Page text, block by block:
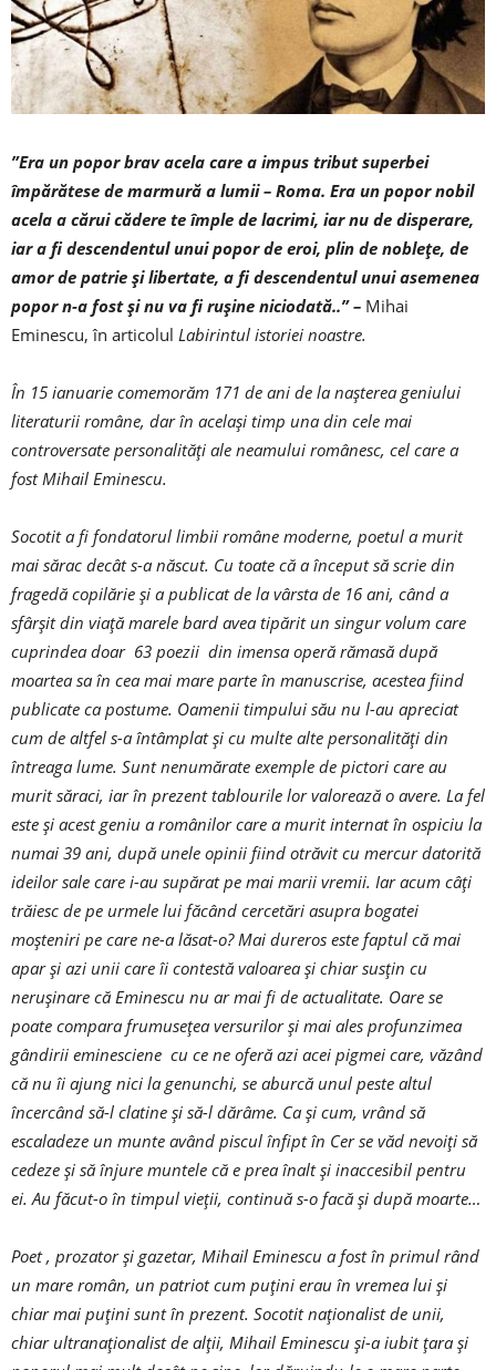
”Era un popor brav acela care a impus tribut superbei
împărătese de marmură a lumii – Roma. Era un popor nobil
acela a cărui cădere te împle de lacrimi, iar nu de disperare,
iar a fi descendentul unui popor de eroi, plin de noblețe, de
amor de patrie și libertate, a fi descendentul unui asemenea
popor n-a fost și nu va fi rușine niciodată..” – Mihai
Eminescu, în articolul Labirintul istoriei noastre.
În 15 ianuarie comemorăm 171 de ani de la nașterea geniului
literaturii române, dar în același timp una din cele mai
controversate personalități ale neamului românesc, cel care a
fost Mihail Eminescu.
Socotit a fi fondatorul limbii române moderne, poetul a murit
mai sărac decât s-a născut. Cu toate că a început să scrie din
fragedă copilărie și a publicat de la vârsta de 16 ani, când a
sfârșit din viață marele bard avea tipărit un singur volum care
cuprindea doar 63 poezii din imensa operă rămasă după
moartea sa în cea mai mare parte în manuscrise, acestea fiind
publicate ca postume. Oamenii timpului său nu l-au apreciat
cum de altfel s-a întâmplat și cu multe alte personalități din
întreaga lume. Sunt nenumărate exemple de pictori care au
murit săraci, iar în prezent tablourile lor valorează o avere. La fel
este și acest geniu a românilor care a murit internat în ospiciu la
numai 39 ani, după unele opinii fiind otrăvit cu mercur datorită
ideilor sale care i-au supărat pe mai marii vremii. Iar acum câți
trăiesc de pe urmele lui făcând cercetări asupra bogatei
moșteniri pe care ne-a lăsat-o? Mai dureros este faptul că mai
apar și azi unii care îi contestă valoarea și chiar susțin cu
nerușinare că Eminescu nu ar mai fi de actualitate. Oare se
poate compara frumusețea versurilor și mai ales profunzimea
gândirii eminesciene cu ce ne oferă azi acei pigmei care, văzând
că nu îi ajung nici la genunchi, se aburcă unul peste altul
încercând să-l clatine și să-l dărâme. Ca și cum, vrând să
escaladeze un munte având piscul înfipt în Cer se văd nevoiți să
cedeze și să înjure muntele că e prea înalt și inaccesibil pentru
ei. Au făcut-o în timpul vieții, continuă s-o facă și după moarte…
Poet , prozator și gazetar, Mihail Eminescu a fost în primul rând
un mare român, un patriot cum puțini erau în vremea lui și
chiar mai puțini sunt în prezent. Socotit naționalist de unii,
chiar ultranaționalist de alții, Mihail Eminescu și-a iubit țara și